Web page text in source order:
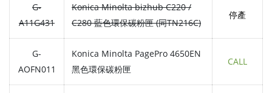
G-
A11G431
Konica Minolta bizhub C220 /
C280 藍色環保碳粉匣 (同TN216C)
停產
G-
AOFN011
Konica Minolta PagePro 4650EN
黑色環保碳粉匣
CALL